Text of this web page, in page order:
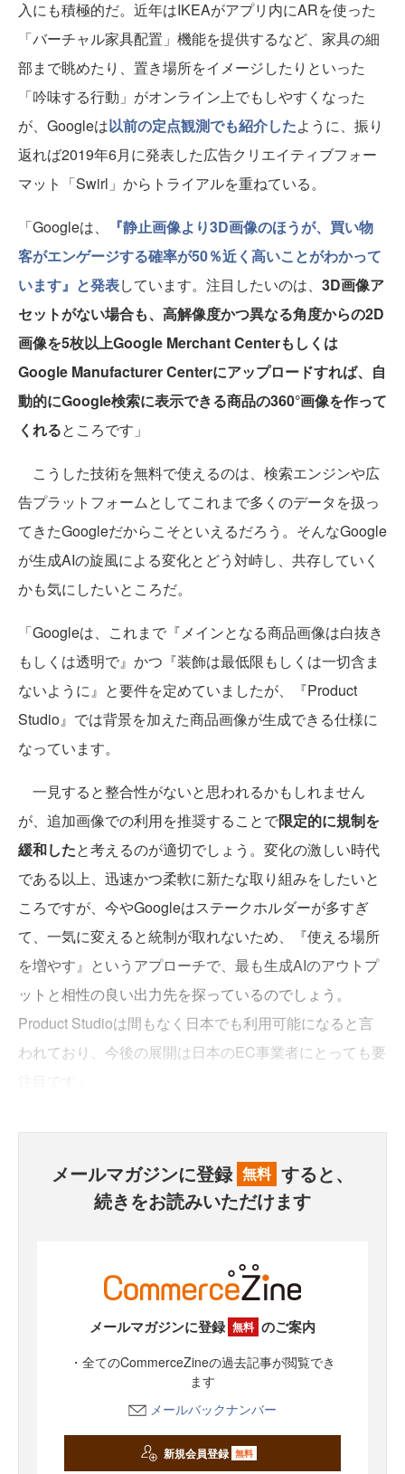
入にも積極的だ。近年はIKEAがアプリ内にARを使った
「バーチャル家具配置」機能を提供するなど、家具の細
部まで眺めたり、置き場所をイメージしたりといった
「吟味する行動」がオンライン上でもしやすくなった
が、Googleは以前の定点観測でも紹介したように、振り
返れば2019年6月に発表した広告クリエイティブフォー
マット「Swirl」からトライアルを重ねている。
「Googleは、
『静止画像より3D画像のほうが、買い物
客がエンゲージする確率が50％近く高いことがわかって
います』と発表しています。注目したいのは、 3D画像ア
セットがない場合も、高解像度かつ異なる角度からの2D
画像を5枚以上Google Merchant Centerもしくは
Google Manufacturer Centerにアップロードすれば、自
動的にGoogle検索に表示できる商品の360°画像を作って
くれるところです」
こうした技術を無料で使えるのは、検索エンジンや広
告プラットフォームとしてこれまで多くのデータを扱っ
てきたGoogleだからこそといえるだろう。そんなGoogle
が生成AIの旋風による変化とどう対峙し、共存していく
かも気にしたいところだ。
「Googleは、これまで『メインとなる商品画像は白抜き
もしくは透明で』かつ『装飾は最低限もしくは一切含ま
ないように』と要件を定めていましたが、『Product
Studio』では背景を加えた商品画像が生成できる仕様に
なっています。
一見すると整合性がないと思われるかもしれません
が、追加画像での利用を推奨することで限定的に規制を
緩和したと考えるのが適切でしょう。変化の激しい時代
である以上、迅速かつ柔軟に新たな取り組みをしたいと
ころですが、今やGoogleはステークホルダーが多すぎ
て、一気に変えると統制が取れないため、『使える場所
を増やす』というアプローチで、最も生成AIのアウトプ
ットと相性の良い出力先を探っているのでしょう。
Product Studioは間もなく日本でも利用可能になると言
われており、今後の展開は日本のEC事業者にとっても要
メールマガジンに登録 無料 すると、
続きをお読みいただけます
メールマガジンに登録 無料 のご案内
・全てのCommerceZineの過去記事が閲覧でき
ます
メールバックナンバー
新規会員登録 無料